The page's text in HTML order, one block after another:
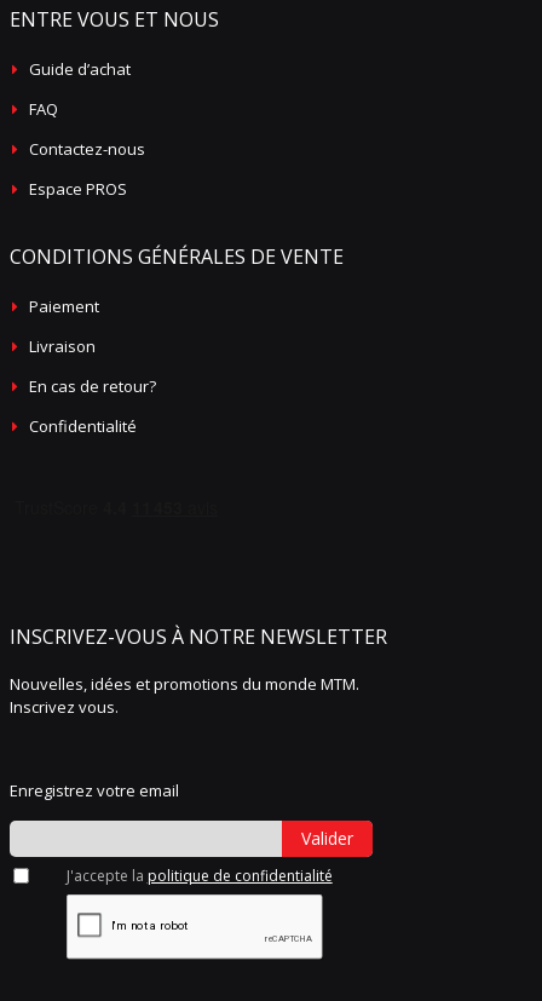
ENTRE VOUS ET NOUS
Guide d’achat
FAQ
Contactez-nous
Espace PROS
CONDITIONS GÉNÉRALES DE VENTE
Paiement
Livraison
En cas de retour?
Confidentialité
INSCRIVEZ-VOUS À NOTRE NEWSLETTER
Nouvelles, idées et promotions du monde MTM.
Inscrivez vous.
Enregistrez votre email
Valider
J'accepte la politique de confidentialité